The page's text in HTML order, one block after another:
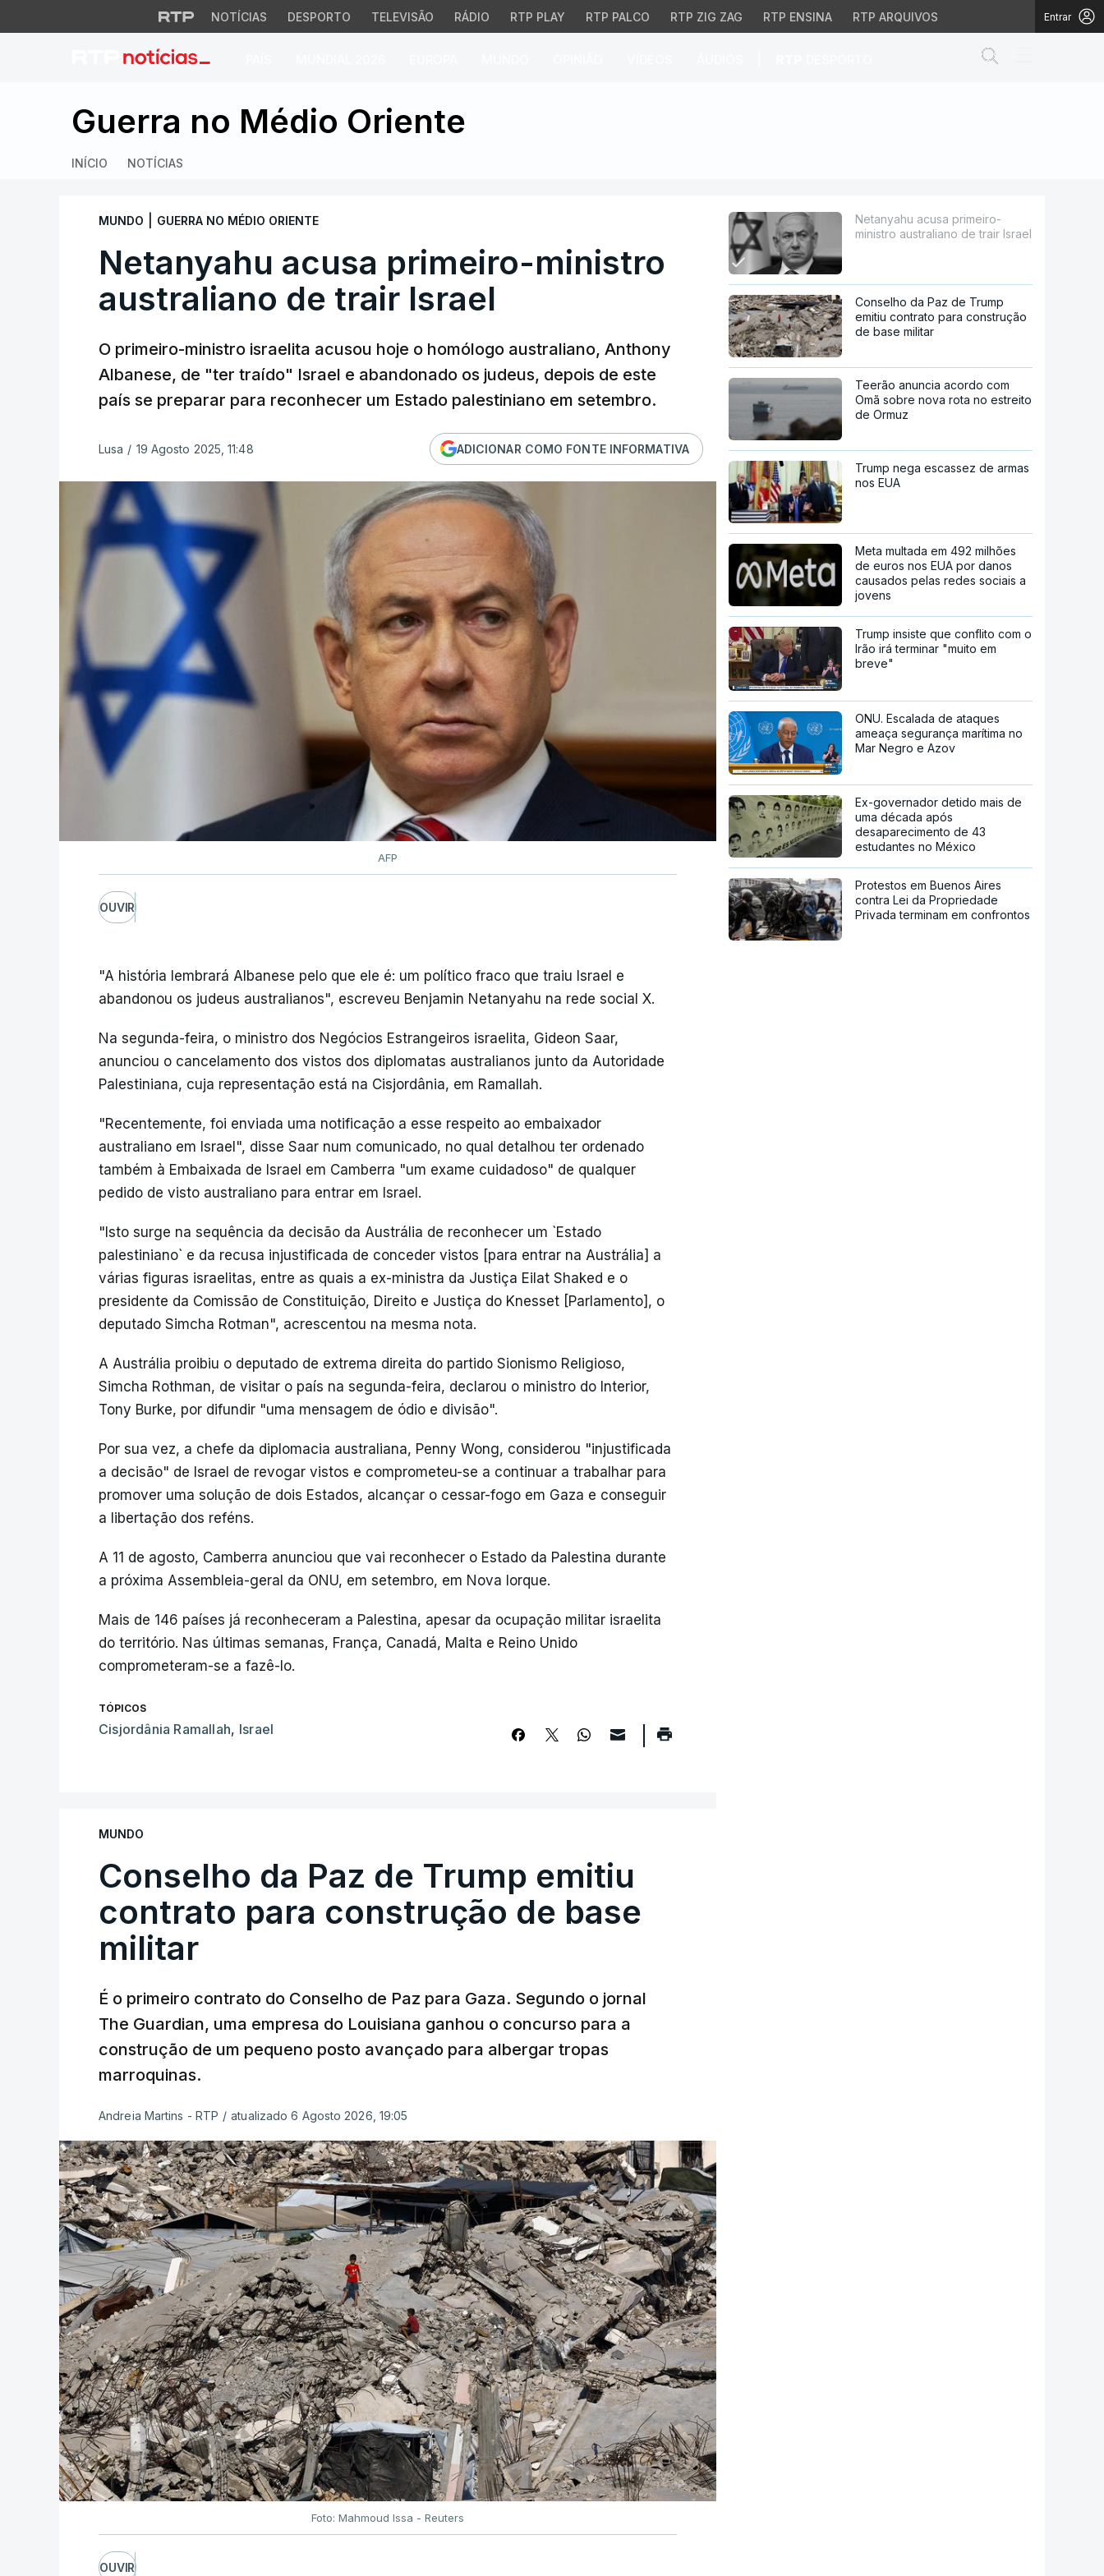
NOTÍCIAS DESPORTO TELEVISÃO RÁDIO RTP PLAY RTP PALCO RTP ZIG ZAG RTP ENSINA RTP ARQUIVOS Entrar
Netanyahu acusa primeiro-ministro australiano de trair Israel
Guerra no Médio Oriente
INÍCIO NOTÍCIAS
MUNDO GUERRA NO MÉDIO ORIENTE
Netanyahu acusa primeiro-ministro
australiano de trair Israel
O primeiro-ministro israelita acusou hoje o homólogo australiano, Anthony
Albanese, de "ter traído" Israel e abandonado os judeus, depois de este
país se preparar para reconhecer um Estado palestiniano em setembro.
Lusa / 19 Agosto 2025, 11:48 ADICIONAR COMO FONTE INFORMATIVA
AFP
OUVIR
"A história lembrará Albanese pelo que ele é: um político fraco que traiu Israel e
abandonou os judeus australianos", escreveu Benjamin Netanyahu na rede social X.
Na segunda-feira, o ministro dos Negócios Estrangeiros israelita, Gideon Saar,
anunciou o cancelamento dos vistos dos diplomatas australianos junto da Autoridade
Palestiniana, cuja representação está na Cisjordânia, em Ramallah.
"Recentemente, foi enviada uma notificação a esse respeito ao embaixador
australiano em Israel", disse Saar num comunicado, no qual detalhou ter ordenado
também à Embaixada de Israel em Camberra "um exame cuidadoso" de qualquer
pedido de visto australiano para entrar em Israel.
"Isto surge na sequência da decisão da Austrália de reconhecer um `Estado
palestiniano` e da recusa injustificada de conceder vistos [para entrar na Austrália] a
várias figuras israelitas, entre as quais a ex-ministra da Justiça Eilat Shaked e o
presidente da Comissão de Constituição, Direito e Justiça do Knesset [Parlamento], o
deputado Simcha Rotman", acrescentou na mesma nota.
A Austrália proibiu o deputado de extrema direita do partido Sionismo Religioso,
Simcha Rothman, de visitar o país na segunda-feira, declarou o ministro do Interior,
Tony Burke, por difundir "uma mensagem de ódio e divisão".
Por sua vez, a chefe da diplomacia australiana, Penny Wong, considerou "injustificada
a decisão" de Israel de revogar vistos e comprometeu-se a continuar a trabalhar para
promover uma solução de dois Estados, alcançar o cessar-fogo em Gaza e conseguir
a libertação dos reféns.
A 11 de agosto, Camberra anunciou que vai reconhecer o Estado da Palestina durante
a próxima Assembleia-geral da ONU, em setembro, em Nova Iorque.
Mais de 146 países já reconheceram a Palestina, apesar da ocupação militar israelita
do território. Nas últimas semanas, França, Canadá, Malta e Reino Unido
comprometeram-se a fazê-lo.
TÓPICOS
Cisjordânia Ramallah, Israel
MUNDO
Conselho da Paz de Trump emitiu
contrato para construção de base
militar
É o primeiro contrato do Conselho de Paz para Gaza. Segundo o jornal
The Guardian, uma empresa do Louisiana ganhou o concurso para a
construção de um pequeno posto avançado para albergar tropas
marroquinas.
Andreia Martins - RTP / atualizado 6 Agosto 2026, 19:05
Foto: Mahmoud Issa - Reuters
OUVIR
Netanyahu acusa primeiro-
ministro australiano de trair Israel
Conselho da Paz de Trump
emitiu contrato para construção
de base militar
Teerão anuncia acordo com
Omã sobre nova rota no estreito
de Ormuz
Trump nega escassez de armas
nos EUA
Meta multada em 492 milhões
de euros nos EUA por danos
causados pelas redes sociais a
jovens
Trump insiste que conflito com o
Irão irá terminar "muito em
breve"
ONU. Escalada de ataques
ameaça segurança marítima no
Mar Negro e Azov
Ex-governador detido mais de
uma década após
desaparecimento de 43
estudantes no México
Protestos em Buenos Aires
contra Lei da Propriedade
Privada terminam em confrontos